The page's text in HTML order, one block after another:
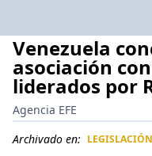
Venezuela
asociación
liderados por
Agencia EFE
Archivado en: LEGISLACIÓN